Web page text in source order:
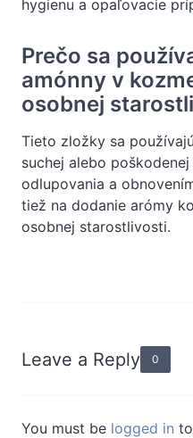
hygienu a opaľovacie
Prečo sa
amónny v
osobnej
Tieto zložky sa
suchej alebo
odlupovania a
tiež na dodanie arómy
osobnej starostlivosti.
Leave a Reply 0
You must be logged in